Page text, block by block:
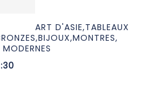
ART D'ASIE,TABLEAUX